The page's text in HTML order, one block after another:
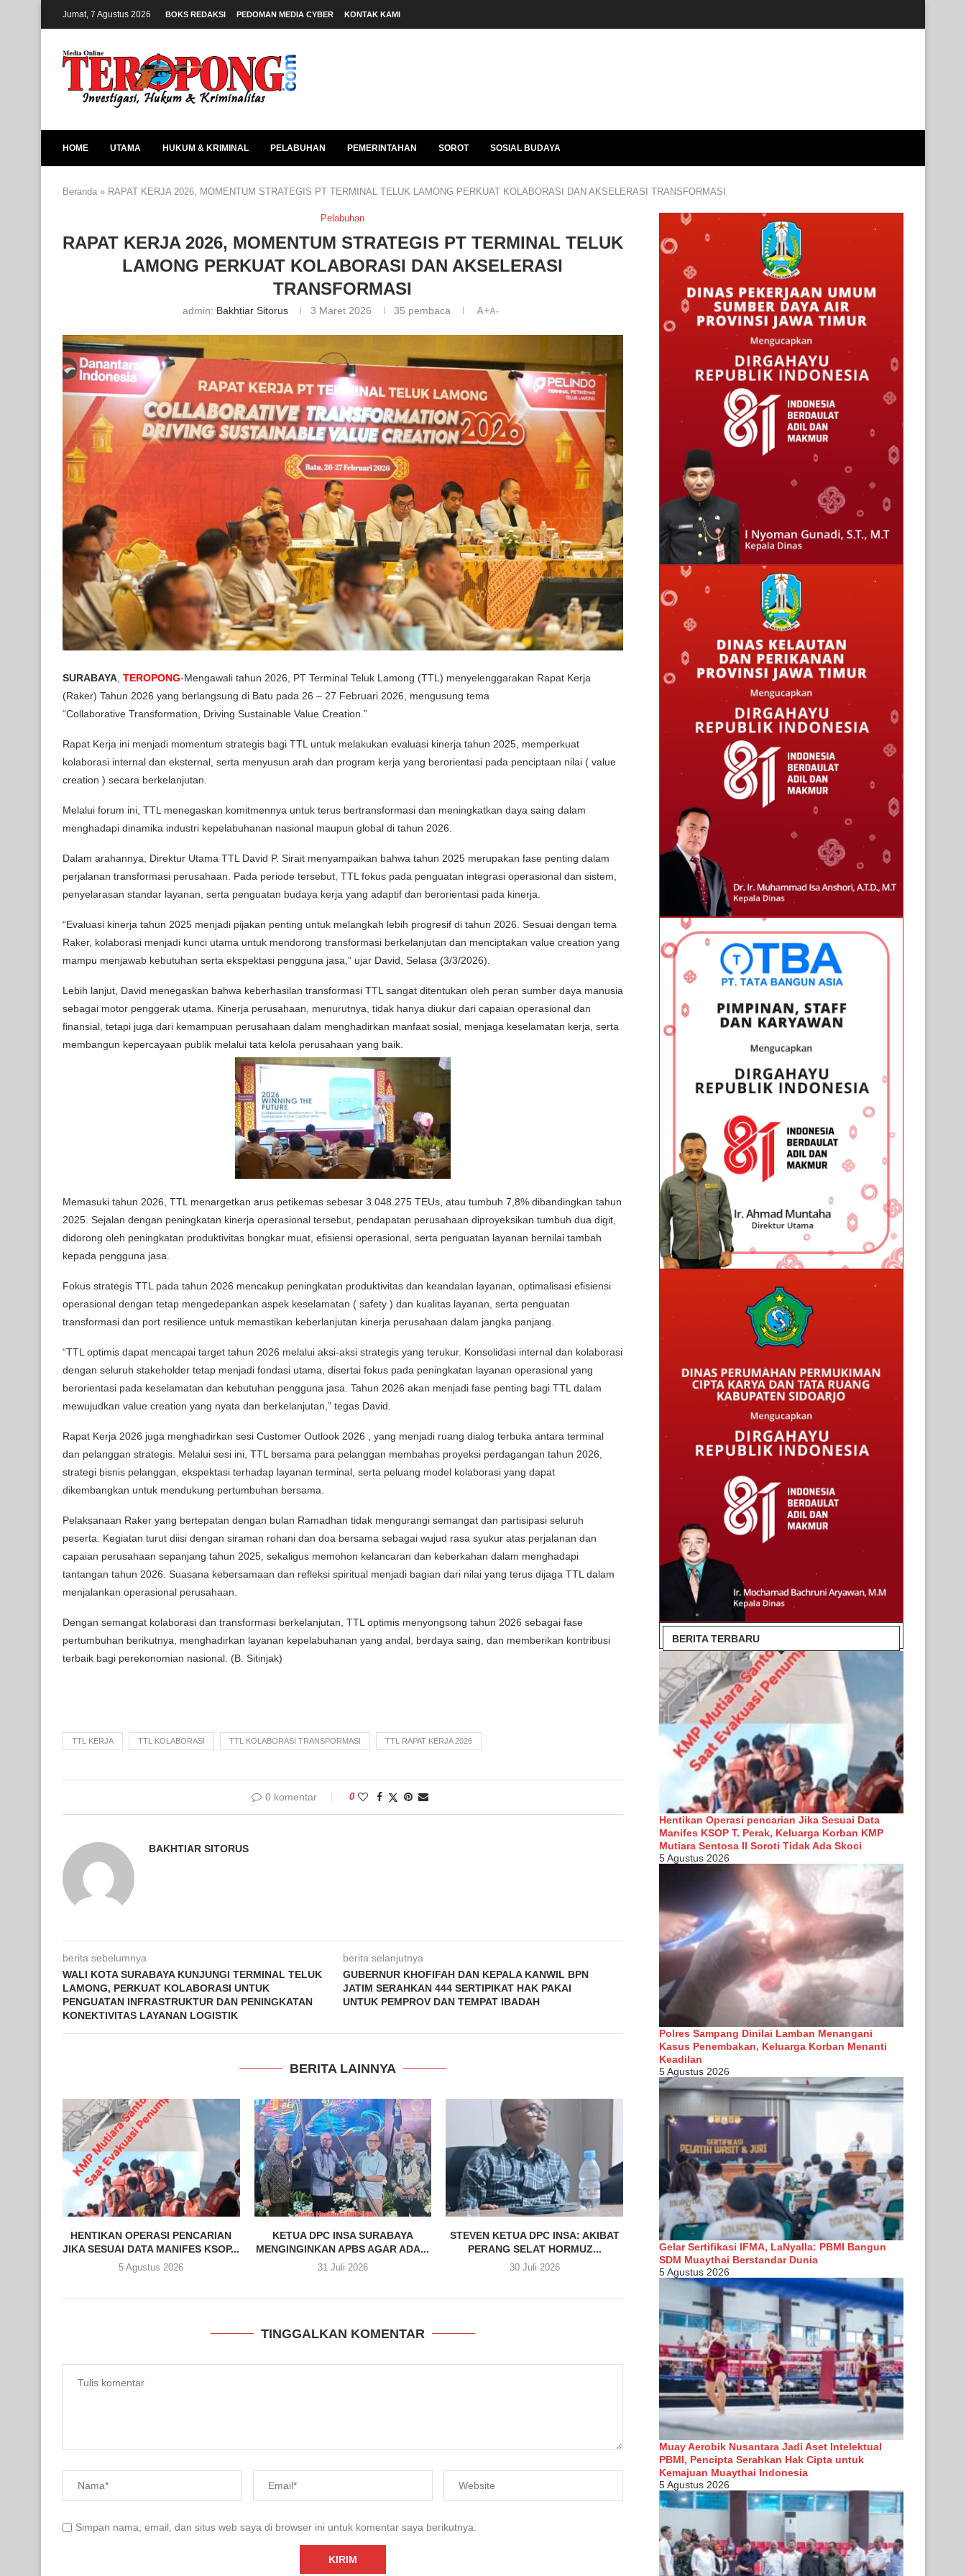
Jumat, 7 Agustus 2026 BOKS REDAKSI PEDOMAN MEDIA CYBER KONTAK KAMI
HOME UTAMA HUKUM & KRIMINAL PELABUHAN PEMERINTAHAN SOROT SOSIAL BUDAYA
Beranda » RAPAT KERJA 2026, MOMENTUM STRATEGIS PT TERMINAL TELUK LAMONG PERKUAT KOLABORASI DAN AKSELERASI TRANSFORMASI
Pelabuhan
RAPAT KERJA 2026, MOMENTUM STRATEGIS PT TERMINAL TELUK
LAMONG PERKUAT KOLABORASI DAN AKSELERASI
TRANSFORMASI
admin: Bakhtiar Sitorus 3 Maret 2026 35 pembaca A+A-
SURABAYA TEROPONG-Mengawali tahun 2026, PT Terminal Teluk Lamong (TTL) menyelenggarakan Rapat Kerja
(Raker) Tahun 2026 yang berlangsung di Batu pada 26 – 27 Februari 2026, mengusung tema
“Collaborative Transformation, Driving Sustainable Value Creation.”
Rapat Kerja ini menjadi momentum strategis bagi TTL untuk melakukan evaluasi kinerja tahun 2025, memperkuat
kolaborasi internal dan eksternal, serta menyusun arah dan program kerja yang berorientasi pada penciptaan nilai ( value
creation ) secara berkelanjutan.
Melalui forum ini, TTL menegaskan komitmennya untuk terus bertransformasi dan meningkatkan daya saing dalam
menghadapi dinamika industri kepelabuhanan nasional maupun global di tahun 2026.
Dalam arahannya, Direktur Utama TTL David P. Sirait menyampaikan bahwa tahun 2025 merupakan fase penting dalam
perjalanan transformasi perusahaan. Pada periode tersebut, TTL fokus pada penguatan integrasi operasional dan sistem,
penyelarasan standar layanan, serta penguatan budaya kerja yang adaptif dan berorientasi pada kinerja.
“Evaluasi kinerja tahun 2025 menjadi pijakan penting untuk melangkah lebih progresif di tahun 2026. Sesuai dengan tema
Raker, kolaborasi menjadi kunci utama untuk mendorong transformasi berkelanjutan dan menciptakan value creation yang
mampu menjawab kebutuhan serta ekspektasi pengguna jasa,” ujar David, Selasa (3/3/2026).
Lebih lanjut, David menegaskan bahwa keberhasilan transformasi TTL sangat ditentukan oleh peran sumber daya manusia
sebagai motor penggerak utama. Kinerja perusahaan, menurutnya, tidak hanya diukur dari capaian operasional dan
finansial, tetapi juga dari kemampuan perusahaan dalam menghadirkan manfaat sosial, menjaga keselamatan kerja, serta
membangun kepercayaan publik melalui tata kelola perusahaan yang baik.
Memasuki tahun 2026, TTL menargetkan arus petikemas sebesar 3.048.275 TEUs, atau tumbuh 7,8% dibandingkan tahun
2025. Sejalan dengan peningkatan kinerja operasional tersebut, pendapatan perusahaan diproyeksikan tumbuh dua digit,
didorong oleh peningkatan produktivitas bongkar muat, efisiensi operasional, serta penguatan layanan bernilai tambah
kepada pengguna jasa.
Fokus strategis TTL pada tahun 2026 mencakup peningkatan produktivitas dan keandalan layanan, optimalisasi efisiensi
operasional dengan tetap mengedepankan aspek keselamatan ( safety ) dan kualitas layanan, serta penguatan
transformasi dan port resilience untuk memastikan keberlanjutan kinerja perusahaan dalam jangka panjang.
“TTL optimis dapat mencapai target tahun 2026 melalui aksi-aksi strategis yang terukur. Konsolidasi internal dan kolaborasi
dengan seluruh stakeholder tetap menjadi fondasi utama, disertai fokus pada peningkatan layanan operasional yang
berorientasi pada keselamatan dan kebutuhan pengguna jasa. Tahun 2026 akan menjadi fase penting bagi TTL dalam
mewujudkan value creation yang nyata dan berkelanjutan,” tegas David.
Rapat Kerja 2026 juga menghadirkan sesi Customer Outlook 2026 , yang menjadi ruang dialog terbuka antara terminal
dan pelanggan strategis. Melalui sesi ini, TTL bersama para pelanggan membahas proyeksi perdagangan tahun 2026,
strategi bisnis pelanggan, ekspektasi terhadap layanan terminal, serta peluang model kolaborasi yang dapat
dikembangkan untuk mendukung pertumbuhan bersama.
Pelaksanaan Raker yang bertepatan dengan bulan Ramadhan tidak mengurangi semangat dan partisipasi seluruh
peserta. Kegiatan turut diisi dengan siraman rohani dan doa bersama sebagai wujud rasa syukur atas perjalanan dan
capaian perusahaan sepanjang tahun 2025, sekaligus memohon kelancaran dan keberkahan dalam menghadapi
tantangan tahun 2026. Suasana kebersamaan dan refleksi spiritual menjadi bagian dari nilai yang terus dijaga TTL dalam
menjalankan operasional perusahaan.
Dengan semangat kolaborasi dan transformasi berkelanjutan, TTL optimis menyongsong tahun 2026 sebagai fase
pertumbuhan berikutnya, menghadirkan layanan kepelabuhanan yang andal, berdaya saing, dan memberikan kontribusi
terbaik bagi perekonomian nasional. (B. Sitinjak)
TTL KERJA TTL KOLABORASI TTL KOLABORASI TRANSPORMASI TTL RAPAT KERJA 2026
0 komentar 0
BAKHTIAR SITORUS
berita sebelumnya
WALI KOTA SURABAYA KUNJUNGI TERMINAL TELUK
LAMONG, PERKUAT KOLABORASI UNTUK
PENGUATAN INFRASTRUKTUR DAN PENINGKATAN
KONEKTIVITAS LAYANAN LOGISTIK
berita selanjutnya
GUBERNUR KHOFIFAH DAN KEPALA KANWIL BPN
JATIM SERAHKAN 444 SERTIPIKAT HAK PAKAI
UNTUK PEMPROV DAN TEMPAT IBADAH
BERITA LAINNYA
HENTIKAN OPERASI PENCARIAN
JIKA SESUAI DATA MANIFES KSOP...
5 Agustus 2026
KETUA DPC INSA SURABAYA
MENGINGINKAN APBS AGAR ADA...
31 Juli 2026
STEVEN KETUA DPC INSA: AKIBAT
PERANG SELAT HORMUZ...
30 Juli 2026
TINGGALKAN KOMENTAR
Simpan nama, email, dan situs web saya di browser ini untuk komentar saya berikutnya.
BERITA TERBARU
Hentikan Operasi pencarian Jika Sesuai Data
Manifes KSOP T. Perak, Keluarga Korban KMP
Mutiara Sentosa II Soroti Tidak Ada Skoci
5 Agustus 2026
Polres Sampang Dinilai Lamban Menangani
Kasus Penembakan, Keluarga Korban Menanti
Keadilan
5 Agustus 2026
Gelar Sertifikasi IFMA, LaNyalla: PBMI Bangun
SDM Muaythai Berstandar Dunia
5 Agustus 2026
Muay Aerobik Nusantara Jadi Aset Intelektual
PBMI, Pencipta Serahkan Hak Cipta untuk
Kemajuan Muaythai Indonesia
5 Agustus 2026